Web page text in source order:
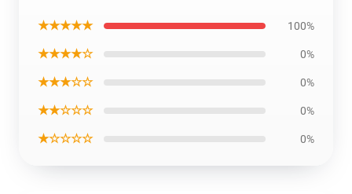
★★★★★ 100%
★★★★☆ 0%
★★★☆☆ 0%
★★☆☆☆ 0%
★☆☆☆☆ 0%